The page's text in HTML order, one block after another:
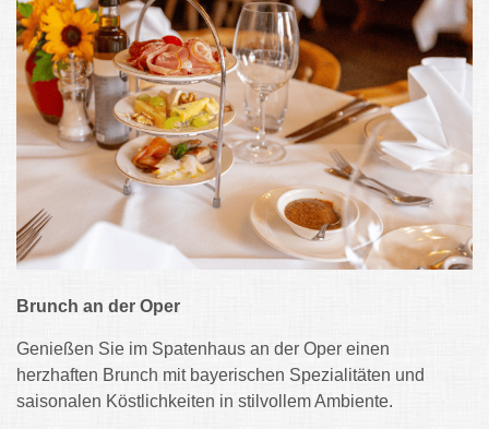
Brunch an der Oper
Genießen Sie im Spatenhaus an der Oper einen
herzhaften Brunch mit bayerischen Spezialitäten und
saisonalen Köstlichkeiten in stilvollem Ambiente.